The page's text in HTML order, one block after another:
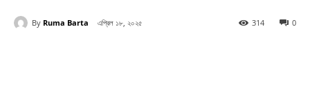
By Ruma Barta এপ্রিল ১৮, ২০২৫ 0
314